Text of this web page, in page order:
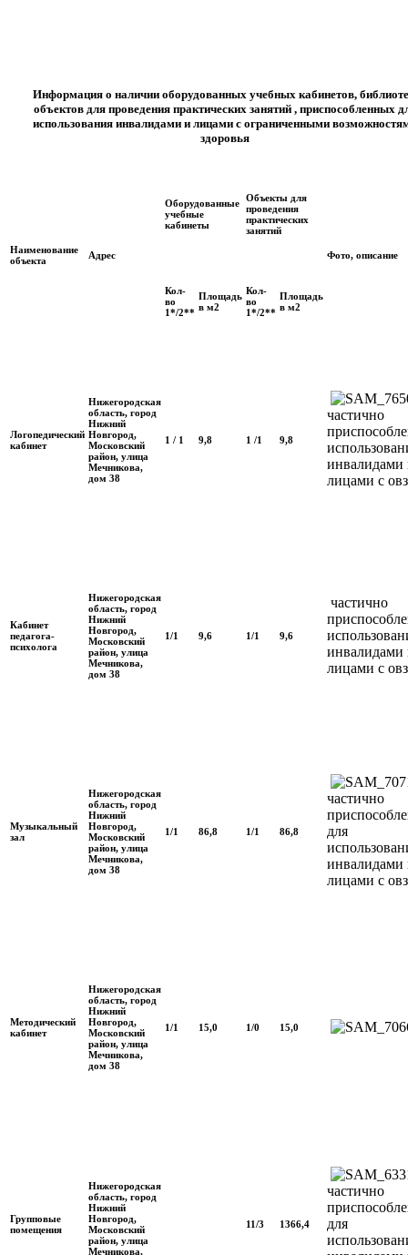
Информация о наличии оборудованных учебных кабинетов,
объектов для проведения практических занятий , приспособленных
использования инвалидами и лицами с ограниченными
здоровья
Наименование
объекта
Адрес
Оборудованные
учебные
кабинеты
Объекты для
проведения
практических
занятий
Фото, описание
Кол-
во
1*/2**
Площадь
в м2
Кол-
во
1*/2**
Площадь
в м2
Логопедический
кабинет
Нижегородская
область, город
Нижний
Новгород,
Московский
район, улица
Мечникова,
дом 38
1 / 1 9,8 1 /1 9,8
частично
инвалидами
лицами с овз
Кабинет
педагога-
психолога
Нижегородская
область, город
Нижний
Новгород,
Московский
район, улица
Мечникова,
дом 38
1/1 9,6 1/1 9,6
частично
инвалидами
лицами с овз
Музыкальный
зал
Нижегородская
область, город
Нижний
Новгород,
Московский
район, улица
Мечникова,
дом 38
1/1 86,8 1/1 86,8
частично
для
инвалидами
лицами с овз
Методический
кабинет
Нижегородская
область, город
Нижний
Новгород,
Московский
район, улица
Мечникова,
дом 38
1/1 15,0 1/0 15,0
Групповые
помещения
Нижегородская
область, город
Нижний
Новгород,
Московский
район, улица
Мечникова,
11/3 1366,4
частично
для